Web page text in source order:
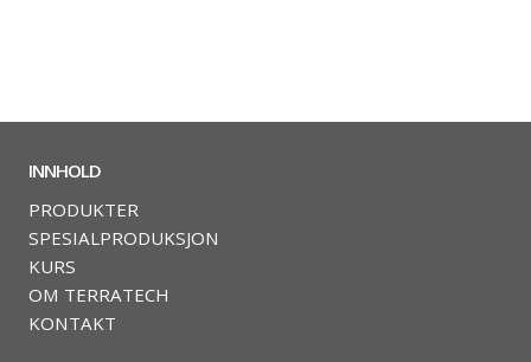
INNHOLD
PRODUKTER
SPESIALPRODUKSJON
KURS
OM TERRATECH
KONTAKT